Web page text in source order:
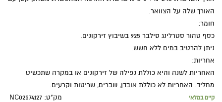
האורך שלה על הצוואר.
חומר:
כסף טהור סטרלינג סילבר 925 בשיבוץ זירקונים.
ניתן להרטיב במים ללא חשש.
אחריות:
האחריות לשנה והיא כוללת נפילה של זירקונים או במקרה שתכשיט
מחליד. האחריות לא כוללת אובדן, שברים, שריטות וקרעים.
קיים במלאי מק"ט: NC02574127